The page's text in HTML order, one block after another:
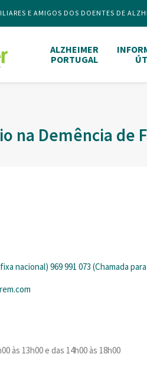
E AMIGOS DOS DOENTES DE
ALZHEIMER
PORTUGAL
na Demência de
nacional) 969 991 073 (Chamada
às 13h00 e das 14h00 às 18h00